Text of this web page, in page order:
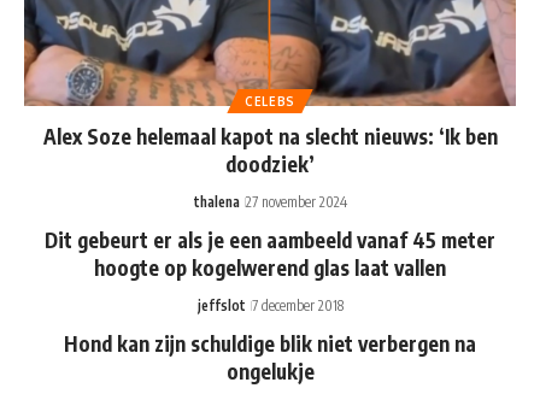
CELEBS
Alex Soze helemaal kapot na slecht nieuws: ‘Ik ben
doodziek’
thalena 27 november 2024
Dit gebeurt er als je een aambeeld vanaf 45 meter
hoogte op kogelwerend glas laat vallen
jeffslot 7 december 2018
Hond kan zijn schuldige blik niet verbergen na
ongelukje